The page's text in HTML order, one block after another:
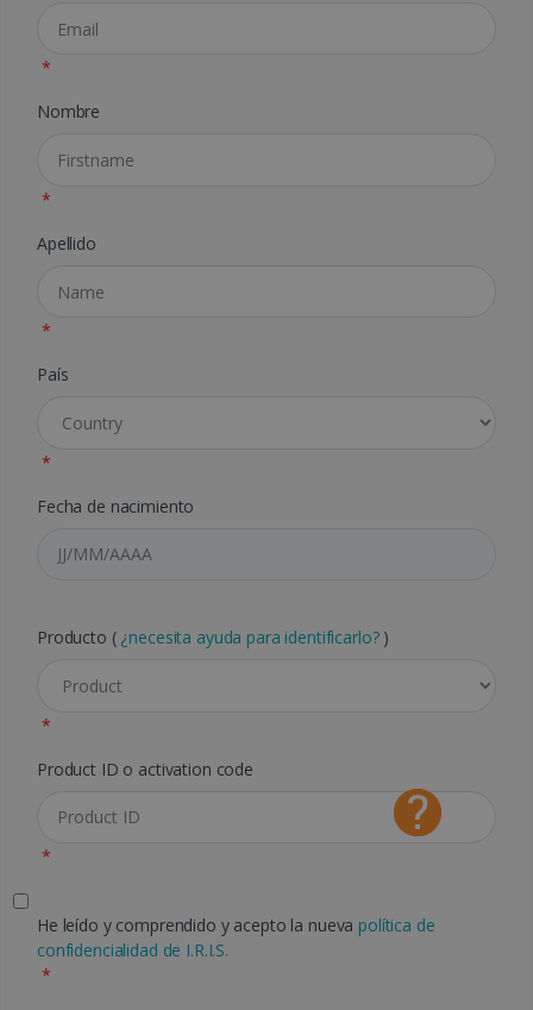
*
Nombre
*
Apellido
*
País
*
Fecha de nacimiento
Producto (¿necesita ayuda para identificarlo? )
*
Product ID o activation code
*
He leído y comprendido y acepto la nueva política de
confidencialidad de I.R.I.S.
*